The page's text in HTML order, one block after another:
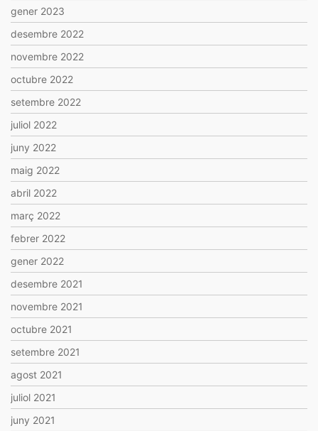
gener 2023
desembre 2022
novembre 2022
octubre 2022
setembre 2022
juliol 2022
juny 2022
maig 2022
abril 2022
març 2022
febrer 2022
gener 2022
desembre 2021
novembre 2021
octubre 2021
setembre 2021
agost 2021
juliol 2021
juny 2021